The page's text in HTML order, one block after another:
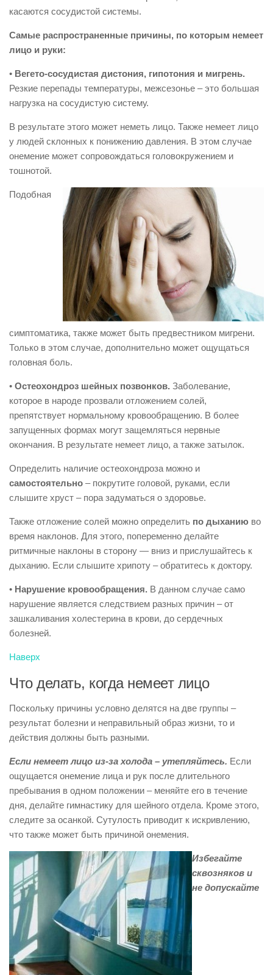
касаются сосудистой системы.
Самые распространенные причины, по которым немеет
лицо и руки:
• Вегето-сосудистая дистония, гипотония и мигрень.
Резкие перепады температуры, межсезонье – это большая
нагрузка на сосудистую систему.
В результате этого может неметь лицо. Также немеет лицо
у людей склонных к понижению давления. В этом случае
онемение может сопровождаться головокружением и
тошнотой.
Подобная
симптоматика, также может быть предвестником мигрени.
Только в этом случае, дополнительно может ощущаться
головная боль.
• Остеохондроз шейных позвонков. Заболевание,
которое в народе прозвали отложением солей,
препятствует нормальному кровообращению. В более
запущенных формах могут защемляться нервные
окончания. В результате немеет лицо, а также затылок.
Определить наличие остеохондроза можно и
самостоятельно – покрутите головой, руками, если
слышите хруст – пора задуматься о здоровье.
Также отложение солей можно определить по дыханию во
время наклонов. Для этого, попеременно делайте
ритмичные наклоны в сторону — вниз и прислушайтесь к
дыханию. Если слышите хрипоту – обратитесь к доктору.
• Нарушение кровообращения. В данном случае само
нарушение является следствием разных причин – от
зашкаливания холестерина в крови, до сердечных
болезней.
Наверх
Что делать, когда немеет лицо
Поскольку причины условно делятся на две группы –
результат болезни и неправильный образ жизни, то и
действия должны быть разными.
Если немеет лицо из-за холода – утепляйтесь. Если
ощущается онемение лица и рук после длительного
пребывания в одном положении – меняйте его в течение
дня, делайте гимнастику для шейного отдела. Кроме этого,
следите за осанкой. Сутулость приводит к искривлению,
что также может быть причиной онемения.
Избегайте
сквозняков и
не допускайте